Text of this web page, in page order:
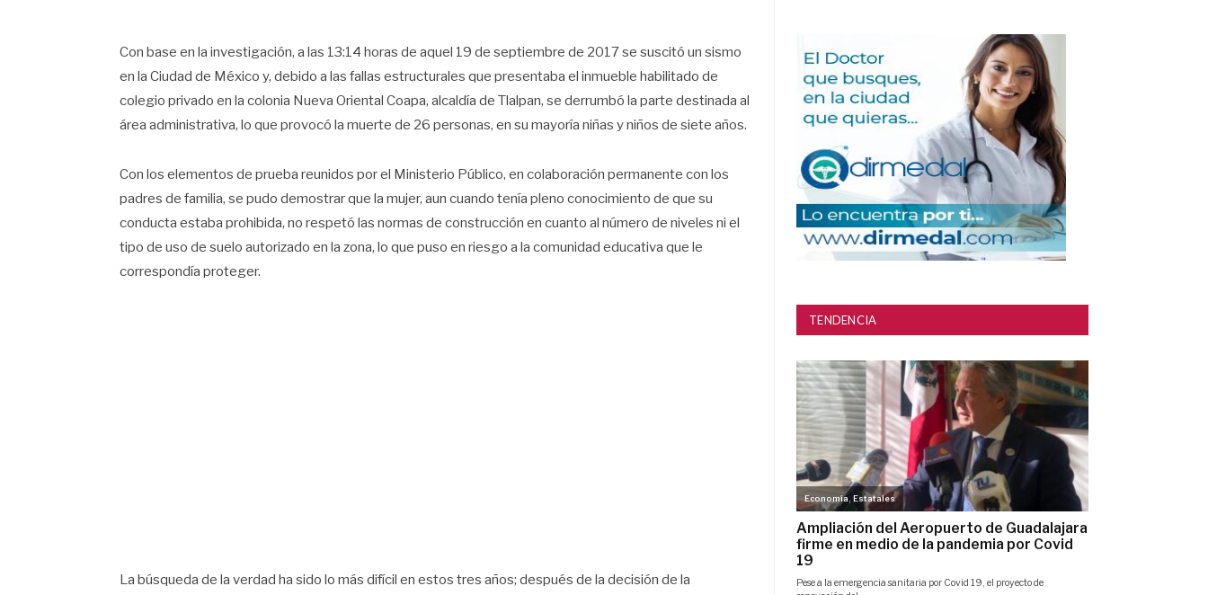
Con base en la investigación, a las 13:14 horas de aquel 19 de septiembre de 2017 se suscitó un sismo
en la Ciudad de México y, debido a las fallas estructurales que presentaba el inmueble habilitado de
colegio privado en la colonia Nueva Oriental Coapa, alcaldía de Tlalpan, se derrumbó la parte destinada al
área administrativa, lo que provocó la muerte de 26 personas, en su mayoría niñas y niños de siete años.
Con los elementos de prueba reunidos por el Ministerio Público, en colaboración permanente con los
padres de familia, se pudo demostrar que la mujer, aun cuando tenía pleno conocimiento de que su
conducta estaba prohibida, no respetó las normas de construcción en cuanto al número de niveles ni el
tipo de uso de suelo autorizado en la zona, lo que puso en riesgo a la comunidad educativa que le
correspondía proteger.
La búsqueda de la verdad ha sido lo más difícil en estos tres años; después de la decisión de la
TENDENCIA